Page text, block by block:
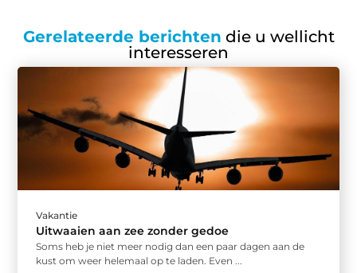
Gerelateerde berichten die u wellicht
interesseren
Vakantie
Uitwaaien aan zee zonder gedoe
Soms heb je niet meer nodig dan een paar dagen aan de
kust om weer helemaal op te laden. Even ...